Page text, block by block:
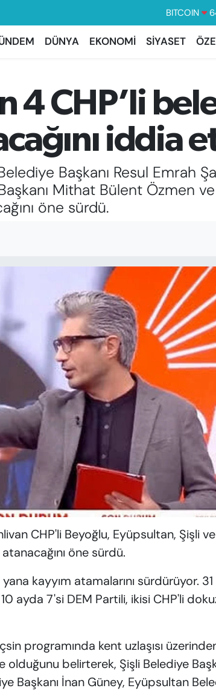
BITCOIN
DOLAR
GRAM
DÜNYA EKONOMİ SİYASET
4 CHP’li
iddia
Başkanı Resul Emrah
Mithat Bülent Özmen
öne sürdü.
CHP'li Beyoğlu, Eyüpsultan, Şişli ve
öne sürdü.
kayyım atamalarını sürdürüyor.
ayda 7'si DEM Partili, ikisi CHP'li
programında kent uzlaşısı
belirterek, Şişli Belediye
Başkanı İnan Güney, Eyüpsultan